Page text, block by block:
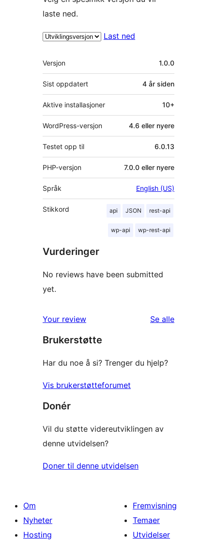
laste ned.
Last ned
Meta
Versjon 1.0.0
Sist oppdatert 4 år siden
Aktive installasjoner 10+
WordPress-versjon 4.6 eller nyere
Testet opp til 6.0.13
PHP-versjon 7.0.0 eller nyere
Språk English (US)
Stikkord api JSON rest-api
wp-api wp-rest-api
Vurderinger
No reviews have been submitted
yet.
Your review Se alleomtalene
Brukerstøtte
Har du noe å si? Trenger du hjelp?
Vis brukerstøtteforumet
Donér
Vil du støtte videreutviklingen av
denne utvidelsen?
Doner til denne utvidelsen
Om
Nyheter
Hosting
Fremvisning
Temaer
Utvidelser